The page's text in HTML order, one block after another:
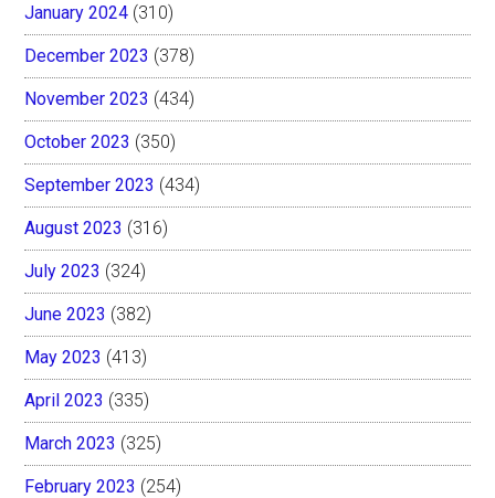
January 2024 (310)
December 2023 (378)
November 2023 (434)
October 2023 (350)
September 2023 (434)
August 2023 (316)
July 2023 (324)
June 2023 (382)
May 2023 (413)
April 2023 (335)
March 2023 (325)
February 2023 (254)